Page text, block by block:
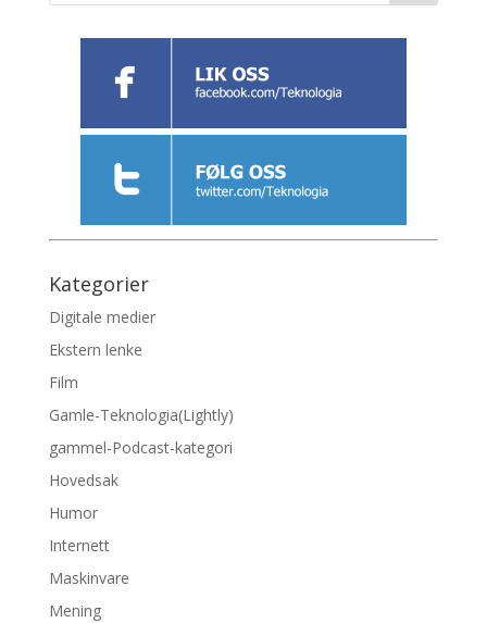
Kategorier
Digitale medier
Ekstern lenke
Film
Gamle-Teknologia(Lightly)
gammel-Podcast-kategori
Hovedsak
Humor
Internett
Maskinvare
Mening